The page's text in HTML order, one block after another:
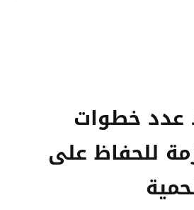
عدد خطوات
للحفاظ على